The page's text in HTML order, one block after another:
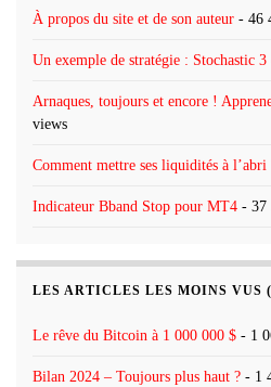
À propos du site et de son auteur - 46
Un exemple de stratégie : Stochastic 3
Arnaques, toujours et encore !
views
Comment mettre ses liquidités à l’abri
Indicateur Bband Stop pour MT4 - 37
LES ARTICLES LES MOINS VUS
Le rêve du Bitcoin à 1 000 000 $ - 1
Bilan 2024 – Toujours plus haut ? - 1